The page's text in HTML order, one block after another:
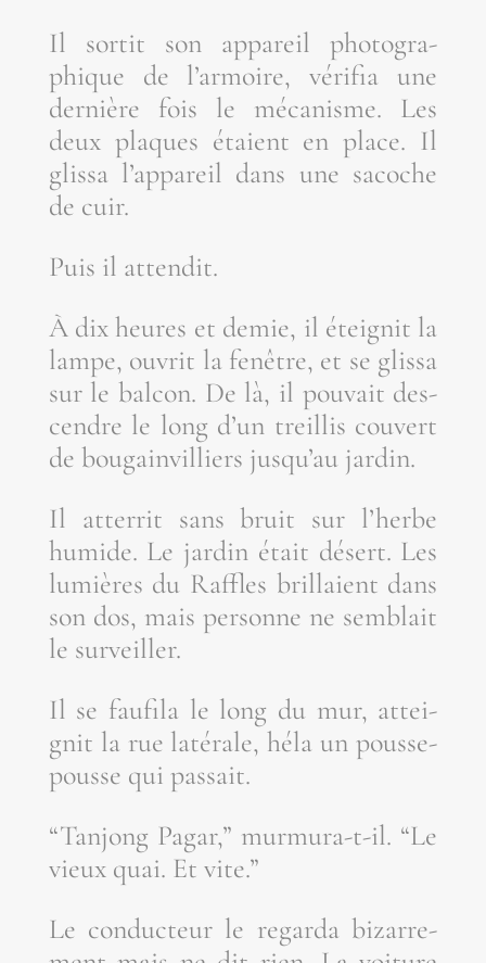
Il sor­tit son appa­reil pho­to­gra­
phique de l’ar­moire, véri­fia une
der­nière fois le méca­nisme. Les
deux plaques étaient en place. Il
glis­sa l’ap­pa­reil dans une sacoche
de cuir.
Puis il attendit.
À dix heures et demie, il étei­gnit la
lampe, ouvrit la fenêtre, et se glis­sa
sur le bal­con. De là, il pou­vait des­
cendre le long d’un treillis cou­vert
de bou­gain­vil­liers jus­qu’au jardin.
Il atter­rit sans bruit sur l’herbe
humide. Le jar­din était désert. Les
lumières du Raffles brillaient dans
son dos, mais per­sonne ne sem­blait
le surveiller.
Il se fau­fi­la le long du mur, attei­
gnit la rue laté­rale, héla un pousse-
pousse qui passait.
“Tan­jong Pagar,” mur­mu­ra-t-il. “Le
vieux quai. Et vite.”
Le conduc­teur le regar­da bizar­re­